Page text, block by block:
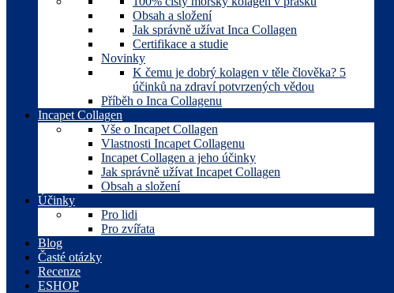
Obsah a složení
Jak správně užívat Inca Collagen
Certifikace a studie
Novinky
K čemu je dobrý kolagen v těle člověka? 5
účinků na zdraví potvrzených vědou
Příběh o Inca Collagenu
Incapet Collagen
Vše o Incapet Collagen
Vlastnosti Incapet Collagenu
Incapet Collagen a jeho účinky
Jak správně užívat Incapet Collagen
Obsah a složení
Účinky
Pro lidi
Pro zvířata
Blog
Časté otázky
Recenze
ESHOP